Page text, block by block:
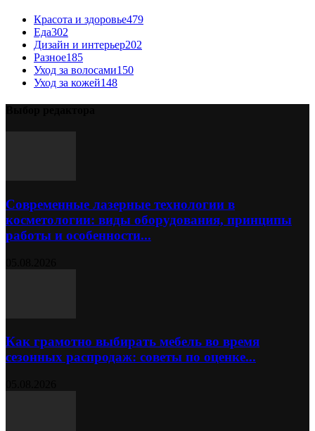
Красота и здоровье479
Еда302
Дизайн и интерьер202
Разное185
Уход за волосами150
Уход за кожей148
Современные лазерные технологии в
косметологии: виды оборудования, принципы
работы и особенности...
Как грамотно выбирать мебель во время
сезонных распродаж: советы по оценке...